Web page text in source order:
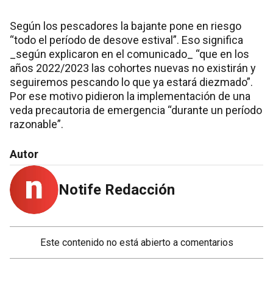
Según los pescadores la bajante pone en riesgo
“todo el período de desove estival”. Eso significa
_según explicaron en el comunicado_ “que en los
años 2022/2023 las cohortes nuevas no existirán y
seguiremos pescando lo que ya estará diezmado”.
Por ese motivo pidieron la implementación de una
veda precautoria de emergencia “durante un período
razonable”.
Autor
Notife Redacción
Este contenido no está abierto a comentarios